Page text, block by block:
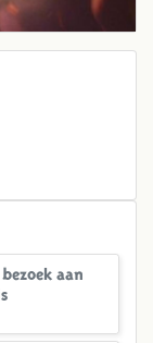
aan